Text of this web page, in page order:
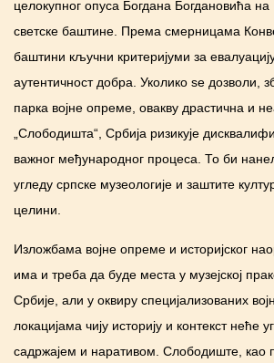
целокупног опуса Богдана Богдановића на
светске баштине. Према смерницама
баштини кључни критеријуми за
аутентичност добра. Уколико se дозволи,
парка војне опреме, овакву драстичнa и
„Слободишта“, Србија ризикује
важног међународног процеса. То би
угледу српске музеологије и заштите
целини.
Изложбама војне опреме и историјског
има и треба да буде места у музејској
Србије, али у оквиру специјализованих
локацијама чију историју и контекст неће
садржајем и наративом. Слободиште, као